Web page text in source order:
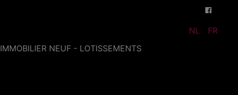
IMMOBILIER NEUF - LOTISSEMENTS
NL FR